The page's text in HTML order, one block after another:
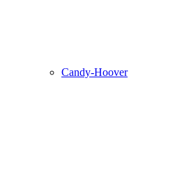
Candy-Hoover